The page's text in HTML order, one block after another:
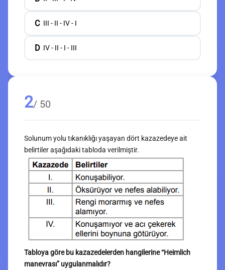
C III - II - IV - I
D IV - II - I - III
2/ 50
Solunum yolu tıkanıklığı yaşayan dört kazazedeye ait
belirtiler aşağıdaki tabloda verilmiştir.
Tabloya göre bu kazazedelerden hangilerine “Heimlich
manevrası” uygulanmalıdır?